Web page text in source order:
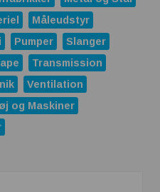
Måleudstyr
Pumper
Slanger
Transmission
Ventilation
og Maskiner